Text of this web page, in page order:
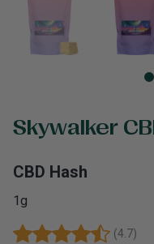
Skywalker
CBD Hash
1g
(4.7)